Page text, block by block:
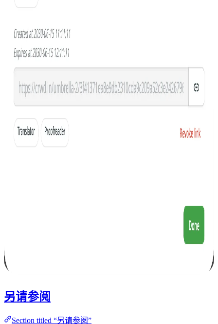
另请参阅
Section titled “另请参阅”